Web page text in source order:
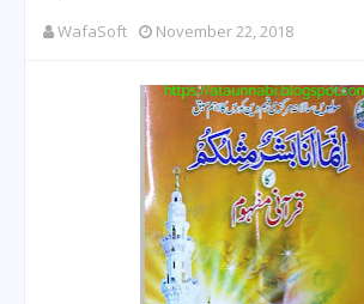
WafaSoft November 22, 2018